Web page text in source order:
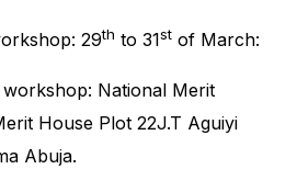
29th to 31st of March:
National Merit
House Plot 22J.T Aguiyi
Abuja.